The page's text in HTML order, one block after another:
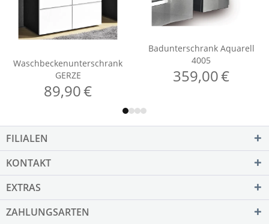
FILIALEN
KONTAKT
EXTRAS
ZAHLUNGSARTEN